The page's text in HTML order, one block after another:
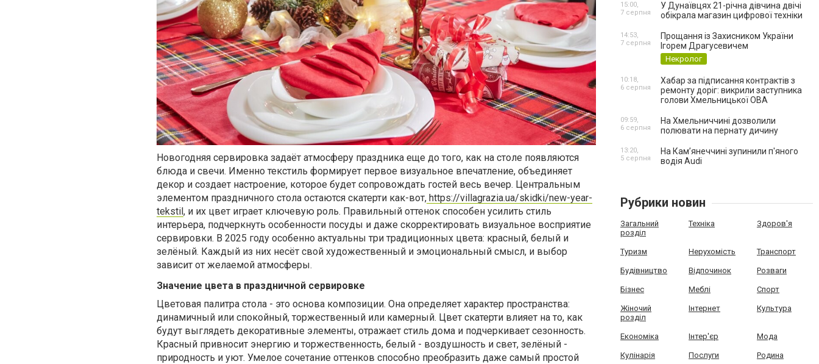
Новогодняя сервировка задаёт атмосферу праздника еще до того, как на столе появляются
блюда и свечи. Именно текстиль формирует первое визуальное впечатление, объединяет
декор и создает настроение, которое будет сопровождать гостей весь вечер. Центральным
элементом праздничного стола остаются скатерти как-вот, https://villagrazia.ua/skidki/new-year-
tekstil, и их цвет играет ключевую роль. Правильный оттенок способен усилить стиль
интерьера, подчеркнуть особенности посуды и даже скорректировать визуальное восприятие
сервировки. В 2025 году особенно актуальны три традиционных цвета: красный, белый и
зелёный. Каждый из них несёт свой художественный и эмоциональный смысл, и выбор
зависит от желаемой атмосферы.
Значение цвета в праздничной сервировке
Цветовая палитра стола - это основа композиции. Она определяет характер пространства:
динамичный или спокойный, торжественный или камерный. Цвет скатерти влияет на то, как
будут выглядеть декоративные элементы, отражает стиль дома и подчеркивает сезонность.
Красный привносит энергию и торжественность, белый - воздушность и свет, зелёный -
природность и уют. Умелое сочетание оттенков способно преобразить даже самый простой
У Дунаївцях 21-річна дівчина двічі
обікрала магазин цифрової техніки
15:00,
7 серпня
Прощання із Захисником України
Ігорем Драгусевичем
Некролог
14:53,
7 серпня
Хабар за підписання контрактів з
ремонту доріг: викрили заступника
голови Хмельницької ОВА
10:18,
6 серпня
На Хмельниччині дозволили
полювати на пернату дичину
09:59,
6 серпня
На Камʼянеччині зупинили п'яного
водія Audi
13:20,
5 серпня
Рубрики новин
Загальний
розділ
Техніка Здоров'я
Туризм Нерухомість Транспорт
Будівництво Відпочинок Розваги
Бізнес Меблі Спорт
Жіночий
розділ
Інтернет Культура
Економіка Інтер'єр Мода
Кулінарія Послуги Родина